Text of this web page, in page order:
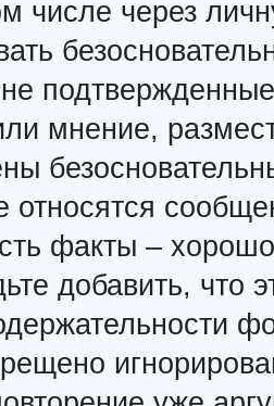
числе через
мнение,
факты –
добавить,